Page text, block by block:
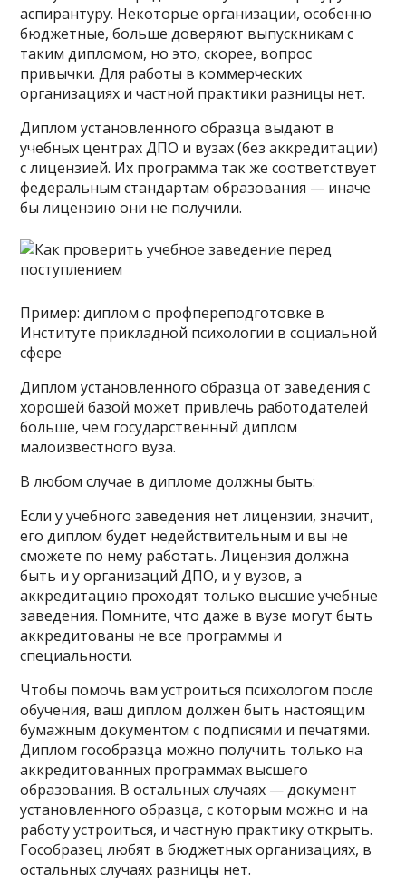
аспирантуру. Некоторые организации, особенно
бюджетные, больше доверяют выпускникам с
таким дипломом, но это, скорее, вопрос
привычки. Для работы в коммерческих
организациях и частной практики разницы нет.
Диплом установленного образца выдают в
учебных центрах ДПО и вузах (без аккредитации)
с лицензией. Их программа так же соответствует
федеральным стандартам образования — иначе
бы лицензию они не получили.
Пример: диплом о профпереподготовке в
Институте прикладной психологии в социальной
сфере
Диплом установленного образца от заведения с
хорошей базой может привлечь работодателей
больше, чем государственный диплом
малоизвестного вуза.
В любом случае в дипломе должны быть:
Если у учебного заведения нет лицензии, значит,
его диплом будет недействительным и вы не
сможете по нему работать. Лицензия должна
быть и у организаций ДПО, и у вузов, а
аккредитацию проходят только высшие учебные
заведения. Помните, что даже в вузе могут быть
аккредитованы не все программы и
специальности.
Чтобы помочь вам устроиться психологом после
обучения, ваш диплом должен быть настоящим
бумажным документом с подписями и печатями.
Диплом гособразца можно получить только на
аккредитованных программах высшего
образования. В остальных случаях — документ
установленного образца, с которым можно и на
работу устроиться, и частную практику открыть.
Гособразец любят в бюджетных организациях, в
остальных случаях разницы нет.